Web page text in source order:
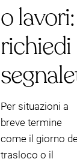
o lavori:
richiedi
Per situazioni a
breve termine
come il giorno
trasloco o il